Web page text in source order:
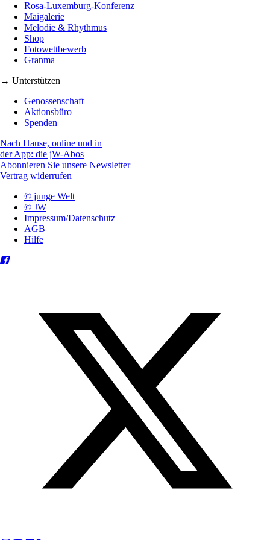
Rosa-Luxemburg-Konferenz
Maigalerie
Melodie & Rhythmus
Shop
Fotowettbewerb
Granma
→ Unterstützen
Genossenschaft
Aktionsbüro
Spenden
Nach Hause, online und in
der App: die jW-Abos
Abonnieren Sie unsere Newsletter
Vertrag widerrufen
© junge Welt
© JW
Impressum/Datenschutz
AGB
Hilfe